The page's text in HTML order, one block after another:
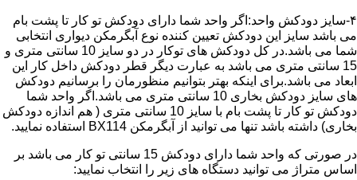
۴-سایز دودکش واحد:اگر واحد شما دارای دودکش تو کار تا پشت بام
می باشد سایز این دودکش تعیین کننده نوع آبگرمکن دیواری انتخابی
شما می باشد.در کل دودکش های توکار در دو سایز 10 سانتی متری و
15 سانتی متری می باشد به عبارت دیگر قطر دودکش داخل کار این
ابعاد می باشد.برای اینکه بهتر بتوانیم منظورمان را برسانیم دودکش
های سایز دودکش بخاری 10 سانتی متری می باشد.اگر واحد شما
دودکش تو کار تا پشت بام با سایز 10 سانتی متری ( هم اندازه دودکش
بخاری) داشته باشد تنها می توانید از آبگرمکن BX114 استفاده نمایید.
در صورتی که واحد شما دارای دودکش 15 سانتی تو کار می باشد بر
اساس متراژ می توانید دستگاه های زیر را انتخاب نمایید: